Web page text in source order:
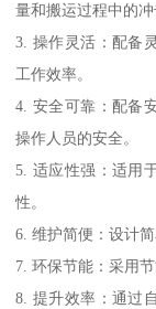
量和搬运过程中的冲
3. 操作灵活：配备
工作效率。
4. 安全可靠：配备
操作人员的安全。
5. 适应性强：适用
性。
6. 维护简便：设计
7. 环保节能：采用
8. 提升效率：通过